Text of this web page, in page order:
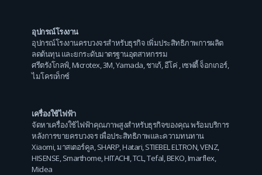
อุปกรณ์โรงงาน
อุปกรณ์โรงงานครบวงจรสำหรับธุรกิจ เพิ่มประสิทธิภาพการผลิต
ลดต้นทุน และยกระดับมาตรฐานอุตสาหกรรม
ศรีตรังโกลฟ์,Microtex,3M,Yamada,ชาเก้,อีโค่ ,เซฟตี้ จ็อกเกอร์,
ไมโครเท็กซ์
เครื่องใช้ไฟฟ้า
จัดหาเครื่องใช้ไฟฟ้าคุณภาพสูงสำหรับธุรกิจของคุณ พร้อมบริการ
หลังการขายครบวงจร เพื่อประสิทธิภาพและความทนทาน
Xiaomi,มาสเตอร์คูล,SHARP,Hatari,STIEBEL ELTRON,VENZ,
HISENSE,Smarthome,HITACHI,TCL,Tefal,BEKO,Imarflex,
Midea